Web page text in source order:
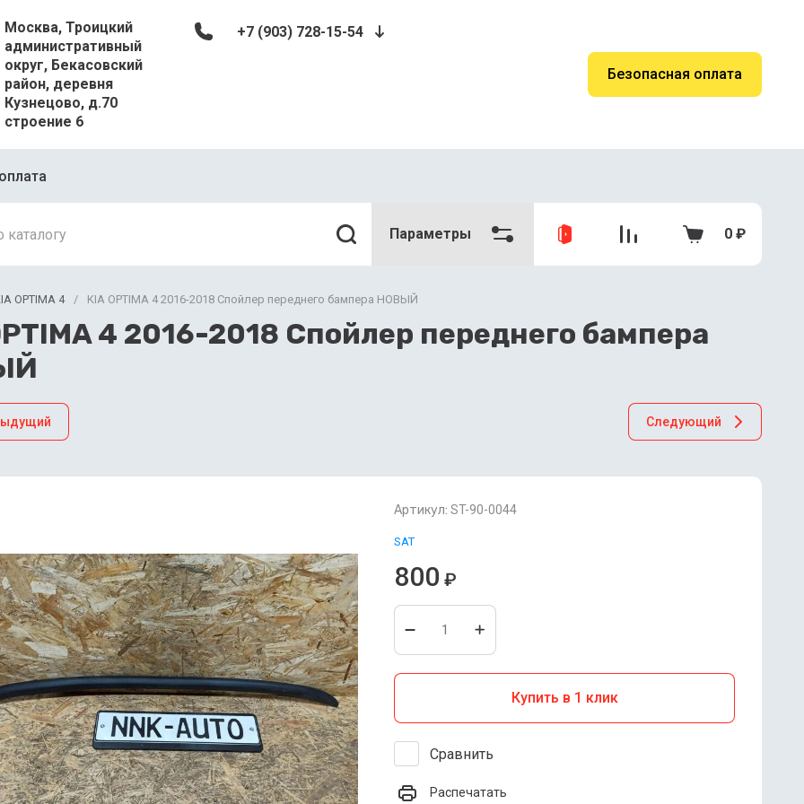
Москва, Троицкий
административный
округ, Бекасовский
район, деревня
Кузнецово, д.70
строение 6
+7 (903) 728-15-54
Безопасная оплата
Параметры 0 ₽
OPTIMA 4 / KIA OPTIMA 4 2016-2018 Спойлер переднего бампера НОВЫЙ
4 2016-2018 Спойлер переднего бампера
Следующий
Артикул: ST-90-0044
SAT
800 ₽
Купить в 1 клик
Сравнить
Распечатать